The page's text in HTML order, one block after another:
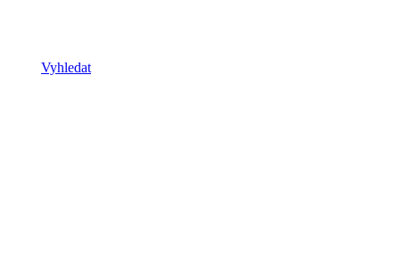
Vyhledat